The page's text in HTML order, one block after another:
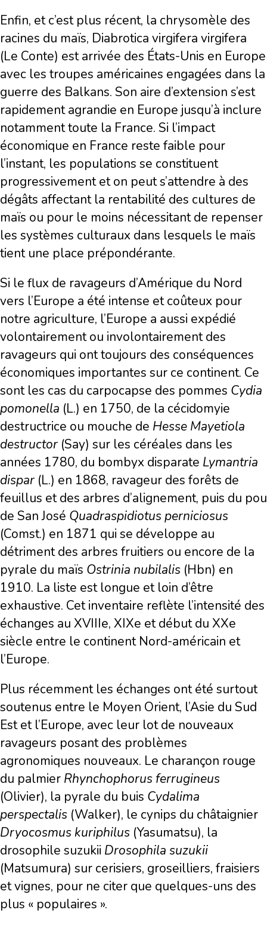
Enfin, et c’est plus récent, la chrysomèle des
racines du maïs, Diabrotica virgifera virgifera
(Le Conte) est arrivée des États-Unis en Europe
avec les troupes américaines engagées dans la
guerre des Balkans. Son aire d’extension s’est
rapidement agrandie en Europe jusqu’à inclure
notamment toute la France. Si l’impact
économique en France reste faible pour
l’instant, les populations se constituent
progressivement et on peut s’attendre à des
dégâts affectant la rentabilité des cultures de
maïs ou pour le moins nécessitant de repenser
les systèmes culturaux dans lesquels le maïs
tient une place prépondérante.
Si le flux de ravageurs d’Amérique du Nord
vers l’Europe a été intense et coûteux pour
notre agriculture, l’Europe a aussi expédié
volontairement ou involontairement des
ravageurs qui ont toujours des conséquences
économiques importantes sur ce continent. Ce
sont les cas du carpocapse des pommes Cydia
pomonella (L.) en 1750, de la cécidomyie
destructrice ou mouche de Hesse Mayetiola
destructor (Say) sur les céréales dans les
années 1780, du bombyx disparate Lymantria
dispar (L.) en 1868, ravageur des forêts de
feuillus et des arbres d’alignement, puis du pou
de San José Quadraspidiotus perniciosus
(Comst.) en 1871 qui se développe au
détriment des arbres fruitiers ou encore de la
pyrale du maïs Ostrinia nubilalis (Hbn) en
1910. La liste est longue et loin d’être
exhaustive. Cet inventaire reflète l’intensité des
échanges au XVIIIe, XIXe et début du XXe
siècle entre le continent Nord-américain et
l’Europe.
Plus récemment les échanges ont été surtout
soutenus entre le Moyen Orient, l’Asie du Sud
Est et l’Europe, avec leur lot de nouveaux
ravageurs posant des problèmes
agronomiques nouveaux. Le charançon rouge
du palmier Rhynchophorus ferrugineus
(Olivier), la pyrale du buis Cydalima
perspectalis (Walker), le cynips du châtaignier
Dryocosmus kuriphilus (Yasumatsu), la
drosophile suzukii Drosophila suzukii
(Matsumura) sur cerisiers, groseilliers, fraisiers
et vignes, pour ne citer que quelques-uns des
plus « populaires ».